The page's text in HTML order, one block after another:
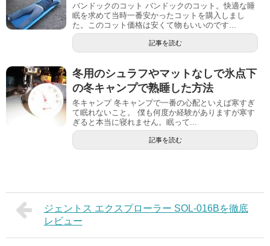
バンドックのコット バンドックのコット。快適な睡
眠を求めて当時一番安かったコットを購入しまし
た。このコット価格は安くて物もいいのです...
記事を読む
冬用のシュラフやマットなしで氷点下
の冬キャンプで熟睡した方法
冬キャンプ 冬キャンプで一番の心配といえば寒すぎ
て眠れないこと。 僕も何度か経験がありますが寒す
ぎると本当に寝れません。眠って...
記事を読む
ジェントス エクスプローラー SOL-016Bを徹底
レビュー